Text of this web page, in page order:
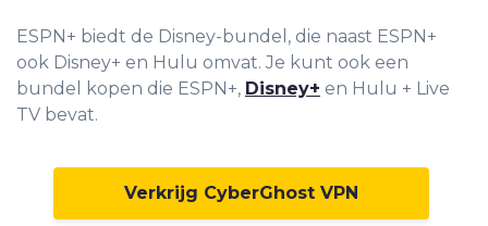
ESPN+ biedt de Disney-bundel, die naast ESPN+
ook Disney+ en Hulu omvat. Je kunt ook een
bundel kopen die ESPN+, Disney+ en Hulu + Live
TV bevat.
Verkrijg CyberGhost VPN